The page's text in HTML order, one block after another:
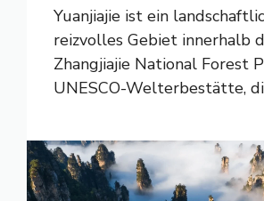
Yuanjiajie ist ein
reizvolles Gebiet innerhalb
Zhangjiajie National Forest
UNESCO-Welterbestätte,